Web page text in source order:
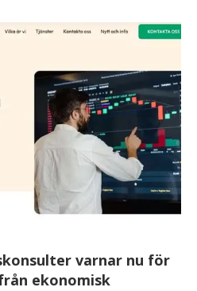
varnar nu för
ekonomisk